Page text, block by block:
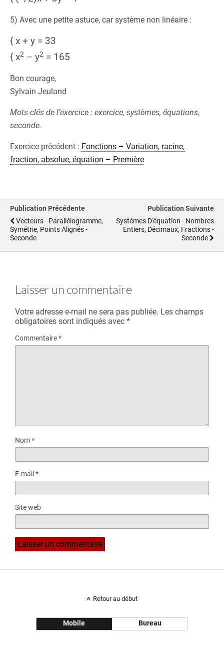
5) Avec une petite astuce, car système non linéaire :
{ x + y = 33
{ x2 – y2 = 165
Bon courage,
Sylvain Jeuland
Mots-clés de l’exercice : exercice, systèmes, équations,
seconde.
Exercice précédent : Fonctions – Variation, racine,
fraction, absolue, équation – Première
Publication Précédente
Vecteurs - Parallélogramme,
Symétrie, Points Alignés -
Seconde
Publication Suivante
Systèmes D'équation - Nombres
Entiers, Décimaux, Fractions -
Seconde
Laisser un commentaire
Votre adresse e-mail ne sera pas publiée. Les champs
obligatoires sont indiqués avec *
Commentaire*
Nom*
E-mail *
Site web
Retour au début
Mobile Bureau